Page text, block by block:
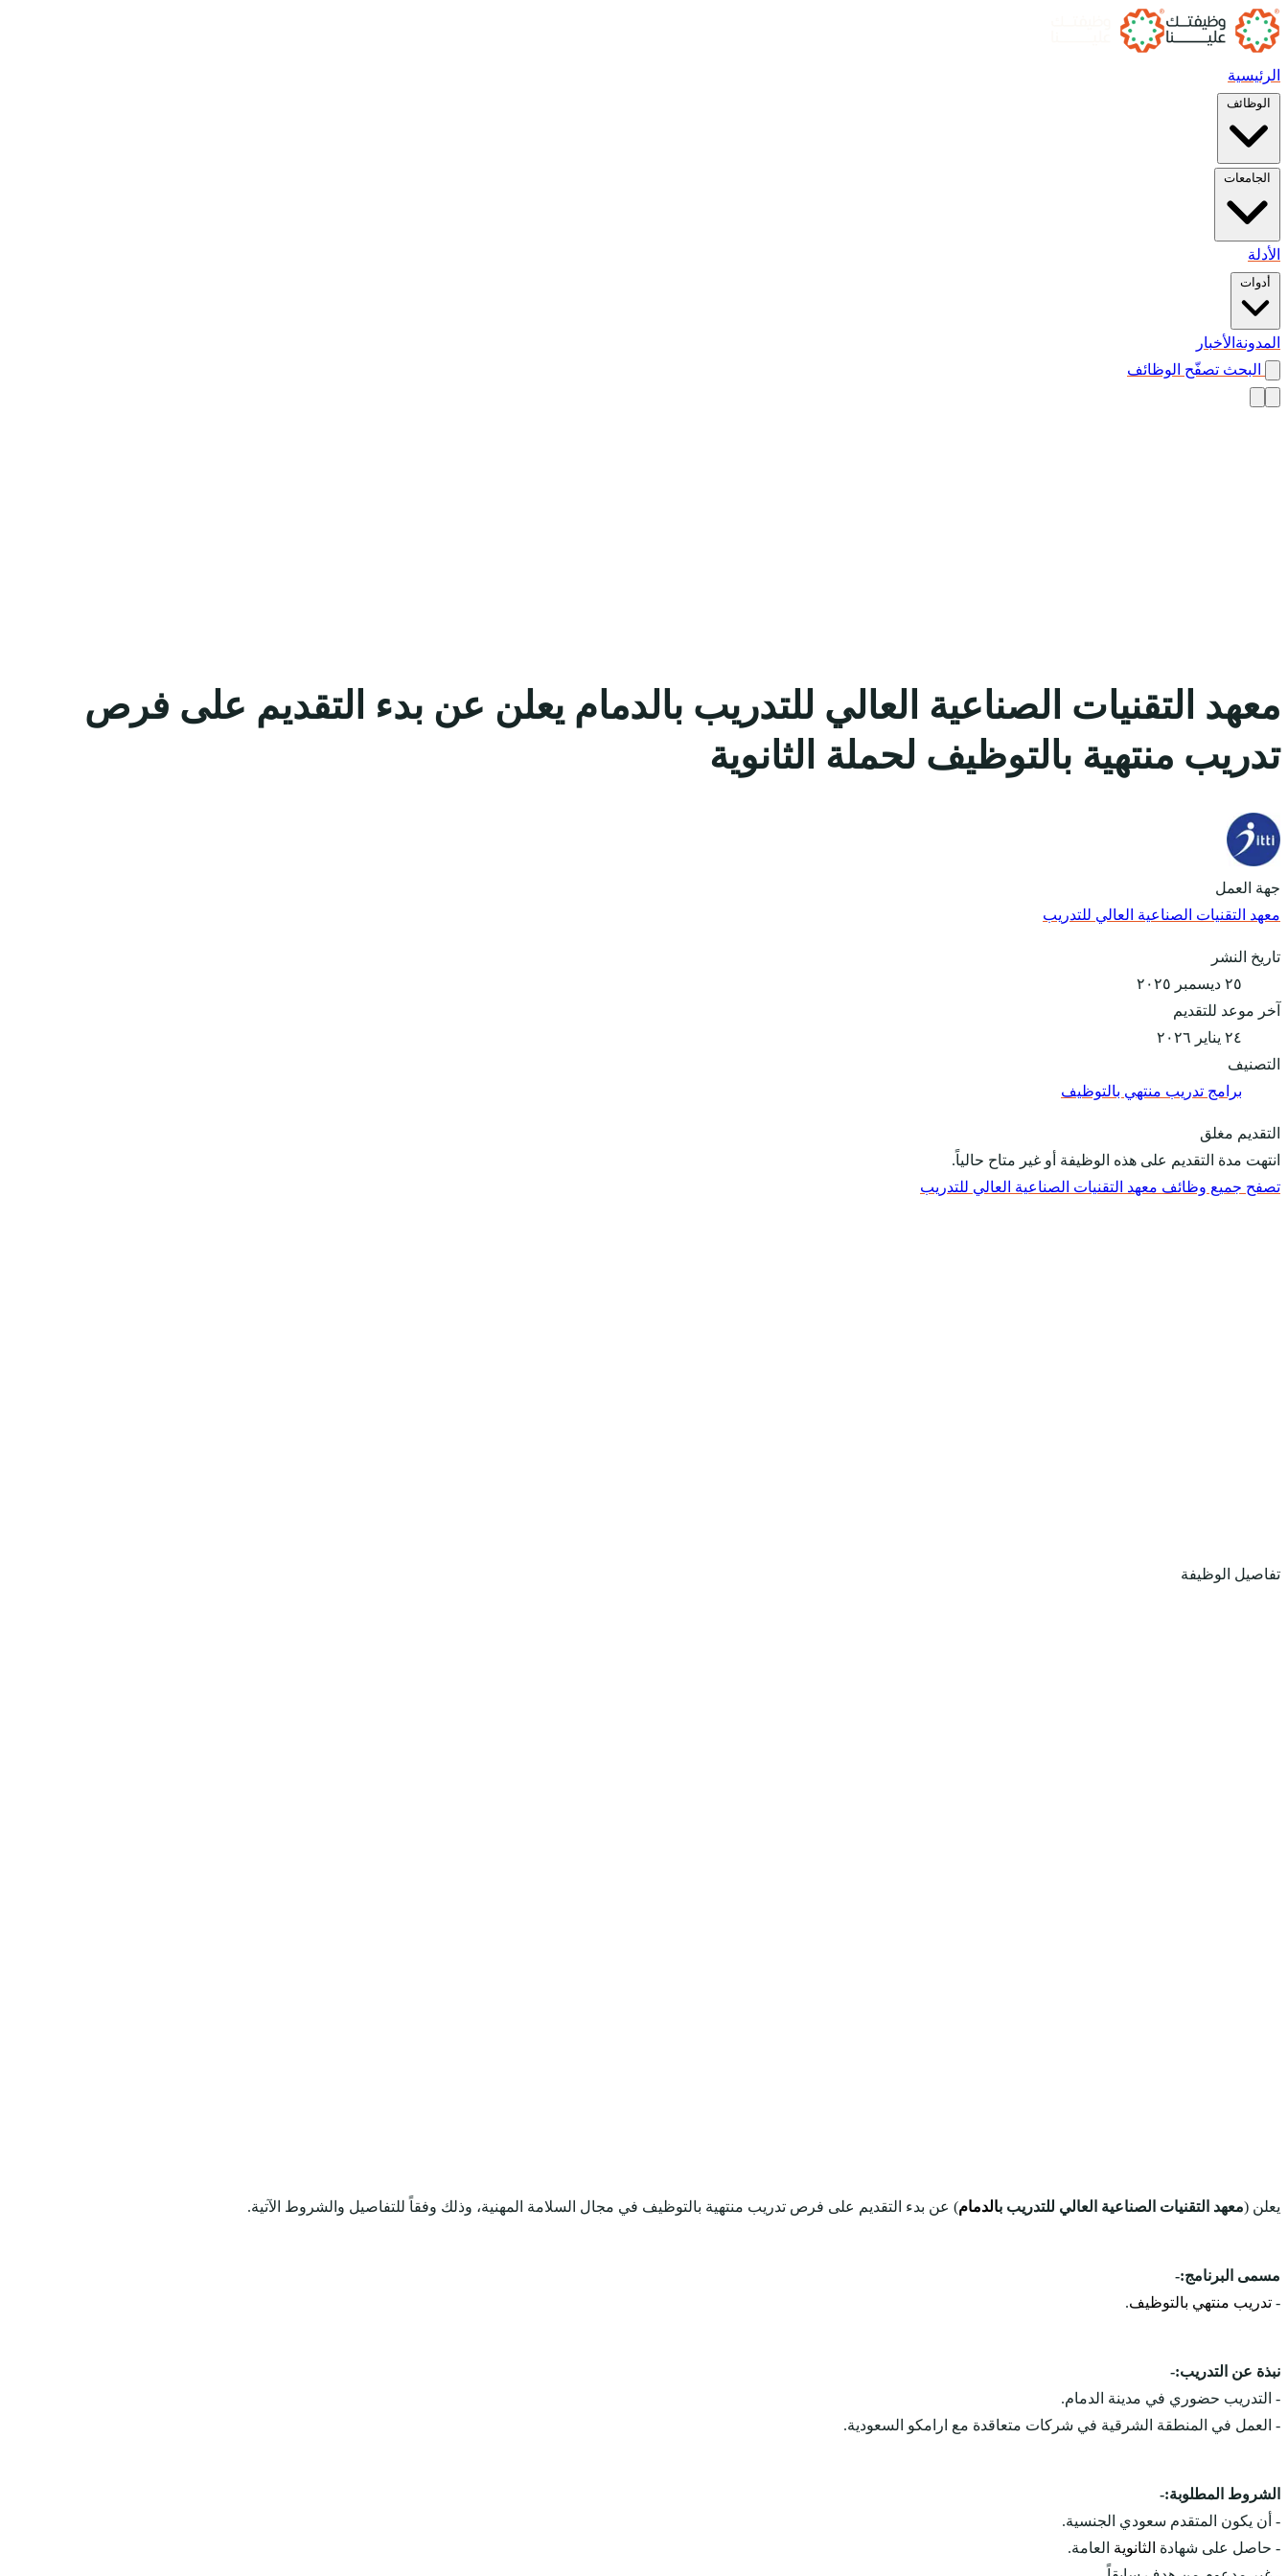
الرئيسية
الوظائف
الجامعات
الأدلة
أدوات
المدونة الأخبار
البحث تصفّح الوظائف
معهد التقنيات الصناعية العالي للتدريب بالدمام يعلن عن بدء التقديم على فرص
تدريب منتهية بالتوظيف لحملة الثانوية
جهة العمل
معهد التقنيات الصناعية العالي للتدريب
تاريخ النشر
٢٥ ديسمبر ٢٠٢٥
آخر موعد للتقديم
٢٤ يناير ٢٠٢٦
التصنيف
برامج تدريب منتهي بالتوظيف
التقديم مغلق
انتهت مدة التقديم على هذه الوظيفة أو غير متاح حالياً.
تصفح جميع وظائف معهد التقنيات الصناعية العالي للتدريب
تفاصيل الوظيفة
يعلن (معهد التقنيات الصناعية العالي للتدريب بالدمام) عن بدء التقديم على فرص تدريب منتهية بالتوظيف في مجال السلامة المهنية، وذلك وفقاً للتفاصيل والشروط الآتية.
مسمى البرنامج:-
- تدريب منتهي بالتوظيف.
نبذة عن التدريب:-
- التدريب حضوري في مدينة الدمام.
- العمل في المنطقة الشرقية في شركات متعاقدة مع ارامكو السعودية.
الشروط المطلوبة:-
- أن يكون المتقدم سعودي الجنسية.
- حاصل على شهادة الثانوية العامة.